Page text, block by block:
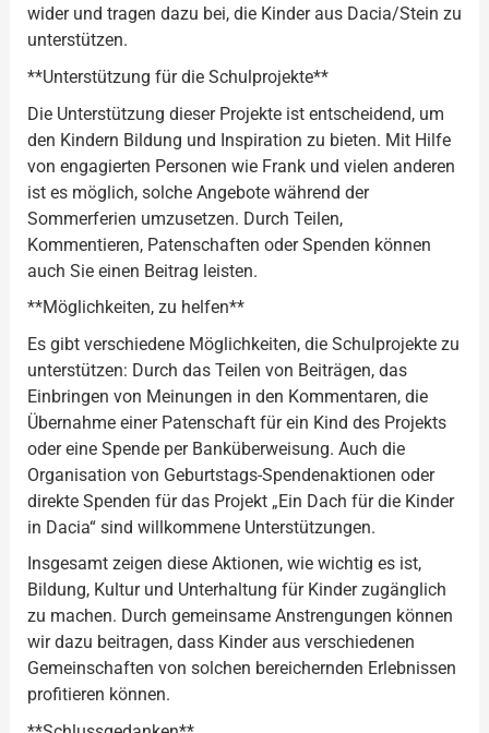
wider und tragen dazu bei, die Kinder aus Dacia/Stein zu
unterstützen.
**Unterstützung für die Schulprojekte**
Die Unterstützung dieser Projekte ist entscheidend, um
den Kindern Bildung und Inspiration zu bieten. Mit Hilfe
von engagierten Personen wie Frank und vielen anderen
ist es möglich, solche Angebote während der
Sommerferien umzusetzen. Durch Teilen,
Kommentieren, Patenschaften oder Spenden können
auch Sie einen Beitrag leisten.
**Möglichkeiten, zu helfen**
Es gibt verschiedene Möglichkeiten, die Schulprojekte zu
unterstützen: Durch das Teilen von Beiträgen, das
Einbringen von Meinungen in den Kommentaren, die
Übernahme einer Patenschaft für ein Kind des Projekts
oder eine Spende per Banküberweisung. Auch die
Organisation von Geburtstags-Spendenaktionen oder
direkte Spenden für das Projekt „Ein Dach für die Kinder
in Dacia“ sind willkommene Unterstützungen.
Insgesamt zeigen diese Aktionen, wie wichtig es ist,
Bildung, Kultur und Unterhaltung für Kinder zugänglich
zu machen. Durch gemeinsame Anstrengungen können
wir dazu beitragen, dass Kinder aus verschiedenen
Gemeinschaften von solchen bereichernden Erlebnissen
profitieren können.